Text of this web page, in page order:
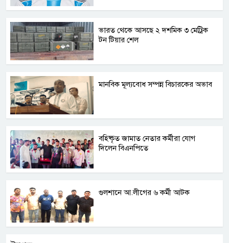
ভারত থেকে আসছে ২ দশমিক ৩ মেট্রিক
টন টিয়ার শেল
মানবিক মূল্যবোধ সম্পন্ন বিচারকের অভাব
বহিষ্কৃত জামাত নেতার কর্মীরা যোগ
দিলেন বিএনপিতে
গুলশানে আ.লীগের ৬ কর্মী আটক